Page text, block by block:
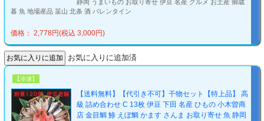
静岡 うまいもの お取り寄せ 伊豆 名産 グルメ お土産 御歳
暮 魚 地場産品 韮山 北条 酒 バレンタイン
価格： 2,778円(税込 3,000円)
お気に入りに追加済
【冷凍】
【送料無料】【代引き不可】干物セット【特上品】 高
級 詰め合わせ C 13枚 伊豆 下田 名産 ひもの 小木曽商
店 金目鯛 鯵 えぼ鯛 かます さんま お取り寄せ 魚 静岡